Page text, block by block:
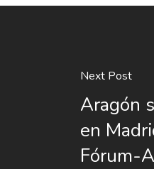
Next Post
Aragón
en
Fórum-